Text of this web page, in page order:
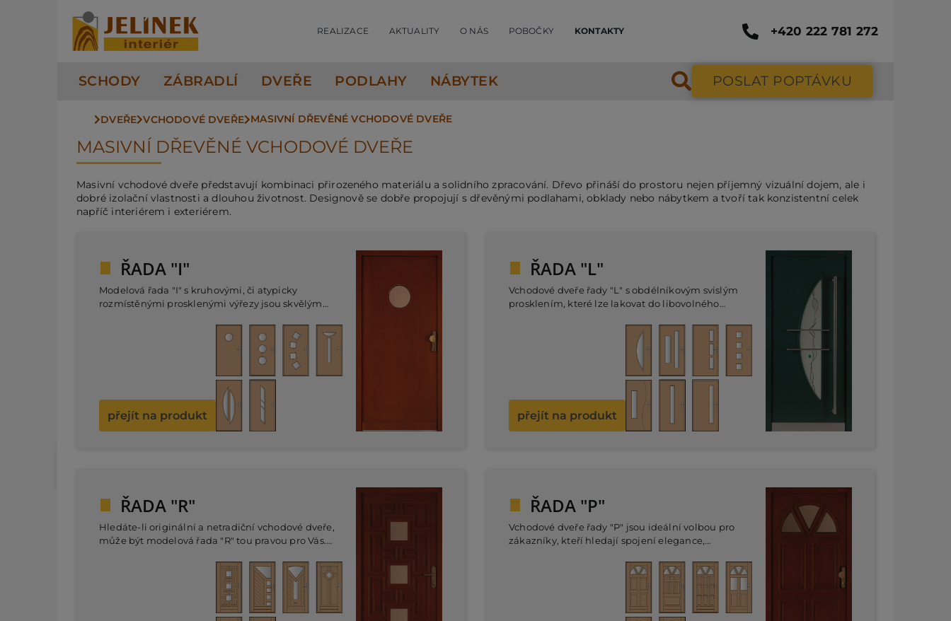
REALIZACE AKTUALITY O NÁS POBOČKY KONTAKTY +420 222 781 272
SCHODY ZÁBRADLÍ DVEŘE PODLAHY NÁBYTEK POSLAT POPTÁVKU
DVEŘE VCHODOVÉ DVEŘE MASIVNÍ DŘEVĚNÉ VCHODOVÉ DVEŘE
MASIVNÍ DŘEVĚNÉ VCHODOVÉ DVEŘE
Masivní vchodové dveře představují kombinaci přirozeného materiálu a solidního zpracování. Dřevo přináší do prostoru nejen příjemný vizuální dojem, ale i
dobré izolační vlastnosti a dlouhou životnost. Designově se dobře propojují s dřevěnými podlahami, obklady nebo nábytkem a tvoří tak konzistentní celek
napříč interiérem i exteriérem.
ŘADA "I"
Modelová řada "I" s kruhovými, či atypicky
rozmístěnými prosklenými výřezy jsou skvělým
staveb. Povrch dveří lze lakovat do libovolného
odstínu dle škály RAL. Dostatek prosklené plochy
garantuje propustnost dostatku venkovního světla
přejít na produkt
ŘADA "L"
Vchodové dveře řady "L" s obdélníkovým svislým
prosklením, které lze lakovat do libovolného
umístění zasklení nebo varianty se čtvercovým či
půlměsícovým výřezem. Dostatek prosklené
plochy garantuje propustnost dostatku venkovního
světla do předsíně, či chodby.
přejít na produkt
ŘADA "R"
Hledáte-li originální a netradiční vchodové dveře,
může být modelová řada "R" tou pravou pro Vás.
umístění zasklení, jsou v k dispozici také modely
bez skla s dřevěnými ornamentovanými dekory.
ŘADA "P"
Vchodové dveře řady "P" jsou ideální volbou pro
zákazníky, kteří hledají spojení elegance,
masivního dřeva. Každý z modelů nabízí jedinečný
design a různou míru prosklení, která umožňuje
přizpůsobení dle potřeb přirozeného osvětlení i